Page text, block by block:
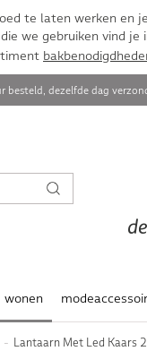
te laten werken en
we gebruiken vind je
besteld, dezelfde dag
wonen
Lantaarn Met Led Kaars